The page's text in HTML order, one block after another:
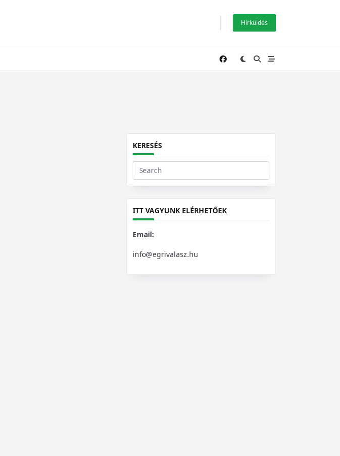
Hírküldés
KERESÉS
Search
for:
ITT VAGYUNK ELÉRHETŐEK
Email:
info@egrivalasz.hu